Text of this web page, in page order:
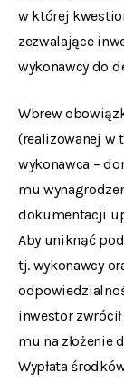
w której
zezwalające
wykonawcy do
Wbrew
(realizowanej w
wykonawca –
mu
dokumentacji
Aby uniknąć
tj. wykonawcy
inwestor
mu na złożenie
Wypłata